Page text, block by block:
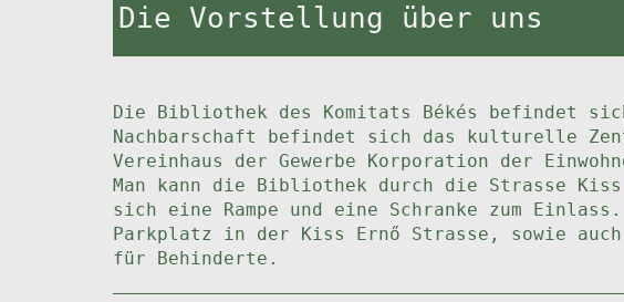
Die Vorstellung über uns
Die Bibliothek des Komitats Békés befindet
Nachbarschaft befindet sich das kulturelle
Vereinhaus der Gewerbe Korporation der
Man kann die Bibliothek durch die Strasse
sich eine Rampe und eine Schranke zum
Parkplatz in der Kiss Ernő Strasse, sowie
für Behinderte.